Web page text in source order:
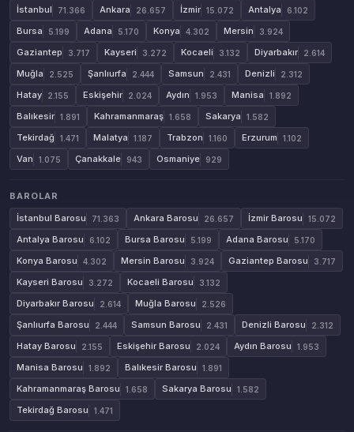
İstanbul
71.366 Ankara 26.657 İzmir 15.072 Antalya 6.102
Bursa 5.199 Adana 5.170 Konya 4.302 Mersin 3.924
Gaziantep 3.717 Kayseri 3.272 Kocaeli 3.132 Diyarbakır 2.614
Muğla 2.525 Şanlıurfa 2.444 Samsun 2.431 Denizli 2.312
Hatay 2.155 Eskişehir 2.024 Aydın 1.953 Manisa 1.892
Balıkesir 1.891 Kahramanmaraş 1.658 Sakarya 1.582
Tekirdağ 1.471 Malatya 1.187 Trabzon 1.160 Erzurum 1.102
Van 1.075 Çanakkale 943 Osmaniye 929
BAROLAR
İstanbul Barosu
71.363 Ankara Barosu 26.657 İzmir Barosu 15.072
Antalya Barosu 6.102 Bursa Barosu 5.199 Adana Barosu 5.170
Konya Barosu 4.302 Mersin Barosu 3.924 Gaziantep Barosu 3.717
Kayseri Barosu 3.272 Kocaeli Barosu 3.132
Diyarbakır Barosu 2.614 Muğla Barosu 2.526
Şanlıurfa Barosu 2.444 Samsun Barosu 2.431 Denizli Barosu 2.312
Hatay Barosu 2.155 Eskişehir Barosu 2.024 Aydın Barosu 1.953
Manisa Barosu 1.892 Balıkesir Barosu 1.891
Kahramanmaraş Barosu 1.658 Sakarya Barosu 1.582
Tekirdağ Barosu 1.471